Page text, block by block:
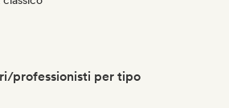
professionisti per tipo